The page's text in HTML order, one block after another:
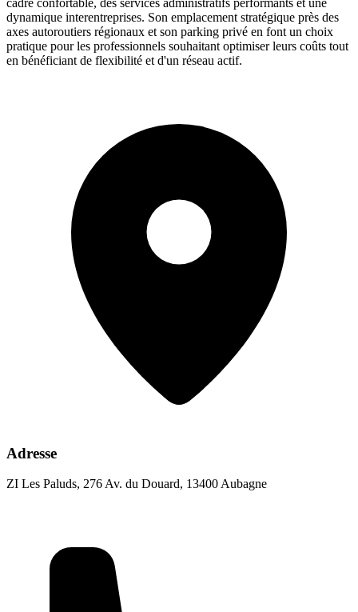
dynamique interentreprises. Son emplacement stratégique près des
axes autoroutiers régionaux et son parking privé en font un choix
pratique pour les professionnels souhaitant optimiser leurs coûts tout
en bénéficiant de flexibilité et d'un réseau actif.
Adresse
ZI Les Paluds, 276 Av. du Douard, 13400 Aubagne